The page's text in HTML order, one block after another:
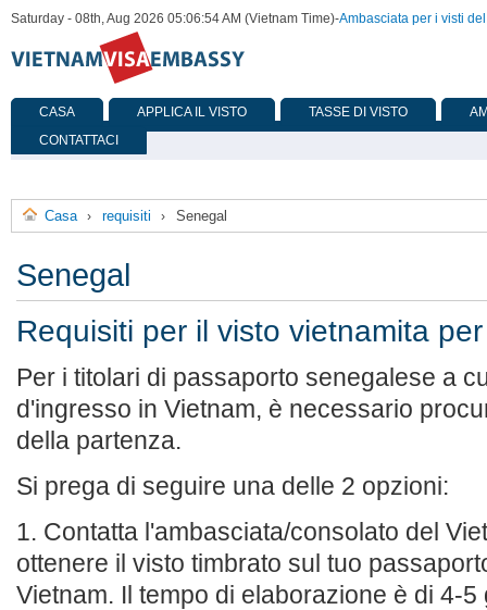
Saturday - 08th, Aug 2026 05:06:54 AM (Vietnam Time)-Ambasciata per i visti
CASA APPLICA IL VISTO TASSE DI VISTO
CONTATTACI
Casa › requisiti › Senegal
Senegal
Requisiti per il visto vietnamita
Per i titolari di passaporto senegalese a
d'ingresso in Vietnam, è necessario
della partenza.
Si prega di seguire una delle 2 opzioni:
1. Contatta l'ambasciata/consolato del
ottenere il visto timbrato sul tuo
Vietnam. Il tempo di elaborazione è di 4-